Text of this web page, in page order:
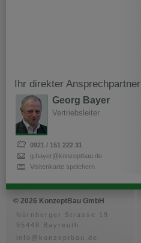
Ihr direkter Ansprechpartner
Georg Bayer
Vertriebsleiter
g.bayer@konzeptbau.de
Visitenkarte speichern
© 2026 KonzeptBau GmbH
Nürnberger Strasse 19
95448 Bayreuth
info@konzeptbau.de